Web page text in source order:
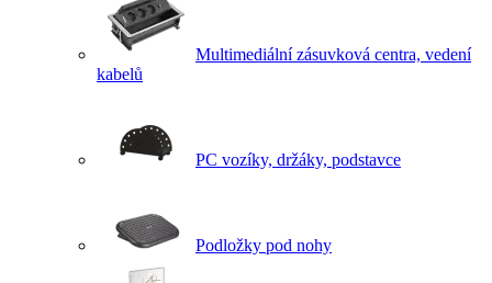
Multimediální zásuvková centra, vedení
kabelů
PC vozíky, držáky, podstavce
Podložky pod nohy